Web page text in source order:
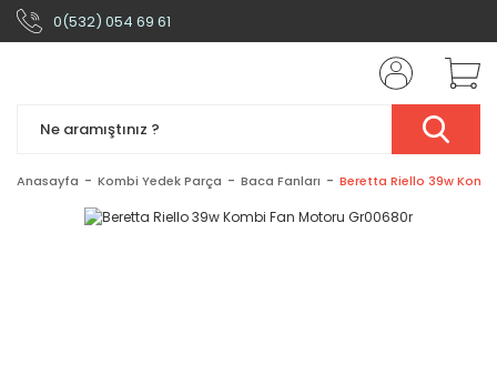
0(532) 054 69 61
Anasayfa Kombi Yedek Parça Baca Fanları Beretta Riello 39w